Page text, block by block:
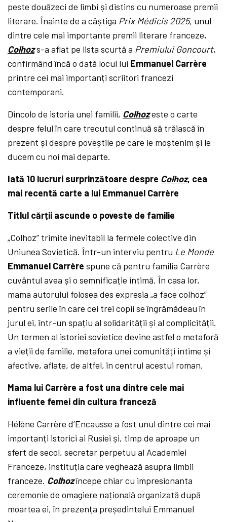
peste douăzeci de limbi și distins cu numeroase premii
literare. Înainte de a câștiga Prix Médicis 2025, unul
dintre cele mai importante premii literare franceze,
Colhozs-a aflat pe lista scurtă a Premiului Goncourt,
confirmând încă o dată locul lui Emmanuel Carrère
printre cei mai importanți scriitori francezi
contemporani.
Dincolo de istoria unei familii, Colhozeste o carte
despre felul în care trecutul continuă să trăiască în
prezent și despre poveștile pe care le moștenim și le
ducem cu noi mai departe.
Iată 10 lucruri surprinzătoare despre Colhoz, cea
mai recentă carte a lui Emmanuel Carrère
Titlul cărții ascunde o poveste de familie
„Colhoz” trimite inevitabil la fermele colective din
Uniunea Sovietică. Într-un interviu pentru Le Monde
Emmanuel Carrère spune că pentru familia Carrère
cuvântul avea și o semnificație intimă. În casa lor,
mama autorului folosea des expresia „a face colhoz”
pentru serile în care cei trei copii se îngrămădeau în
jurul ei, într-un spațiu al solidarității și al complicității.
Un termen al istoriei sovietice devine astfel o metaforă
a vieții de familie, metafora unei comunități intime și
afective, aflate, de altfel, în centrul acestui roman.
Mama lui Carrère a fost una dintre cele mai
influente femei din cultura franceză
Hélène Carrère d’Encausse a fost unul dintre cei mai
importanți istorici ai Rusiei și, timp de aproape un
sfert de secol, secretar perpetuu al Academiei
Franceze, instituția care veghează asupra limbii
franceze. Colhozîncepe chiar cu impresionanta
ceremonie de omagiere națională organizată după
moartea ei, în prezența președintelui Emmanuel